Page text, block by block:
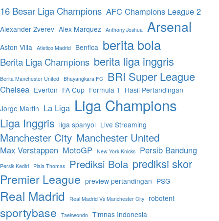
16 Besar Liga Champions AFC Champions League 2
Alexander Zverev Alex Marquez Anthony Joshua Arsenal
Aston Villa Atletico Madrid Benfica berita bola
Berita Liga Champions berita liga inggris
Berita Manchester United Bhayangkara FC BRI Super League
Chelsea Everton FA Cup Formula 1
Hasil Pertandingan
Jorge Martin La Liga Liga Champions
Liga Inggris liga spanyol Live Streaming
Manchester City Manchester United
Max Verstappen MotoGP New York Knicks Persib Bandung
Persik Kediri Piala Thomas Prediksi Bola prediksi skor
Premier League preview pertandingan PSG
Real Madrid Real Madrid Vs Manchester City robotent
sportybase Taekwondo Timnas Indonesia